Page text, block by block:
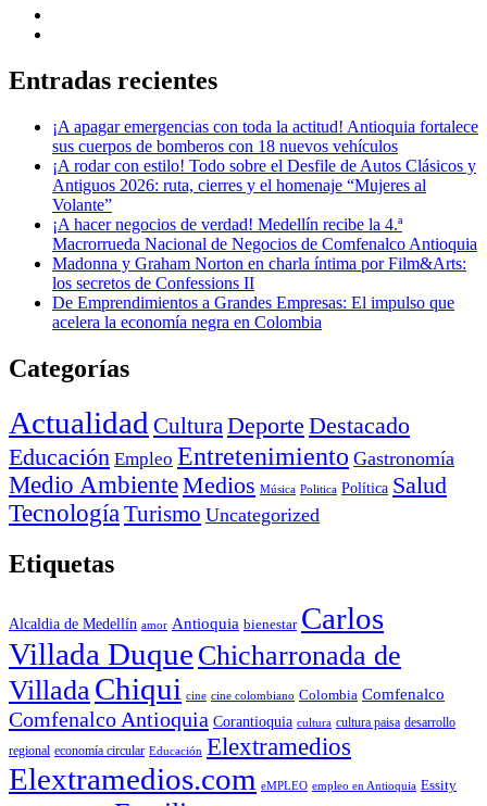
Entradas recientes
¡A apagar emergencias con toda la actitud! Antioquia fortalece
sus cuerpos de bomberos con 18 nuevos vehículos
¡A rodar con estilo! Todo sobre el Desfile de Autos Clásicos y
Antiguos 2026: ruta, cierres y el homenaje “Mujeres al
Volante”
¡A hacer negocios de verdad! Medellín recibe la 4.ª
Macrorrueda Nacional de Negocios de Comfenalco Antioquia
Madonna y Graham Norton en charla íntima por Film&Arts:
los secretos de Confessions II
De Emprendimientos a Grandes Empresas: El impulso que
acelera la economía negra en Colombia
Categorías
Actualidad CulturaDeporte Destacado
Educación Empleo Entretenimiento Gastronomía
Medio AmbienteMedios Música Politica Política Salud
Tecnología Turismo Uncategorized
Etiquetas
Alcaldia de Medellín amor Antioquia bienestar Carlos
Villada Duque Chicharronada de
Villada Chiqui cine cine colombiano Colombia Comfenalco
Comfenalco Antioquia Corantioquia cultura cultura paisa desarrollo
regional economía circular Educación Elextramedios
Elextramedios.com eMPLEO empleo en Antioquia Essity